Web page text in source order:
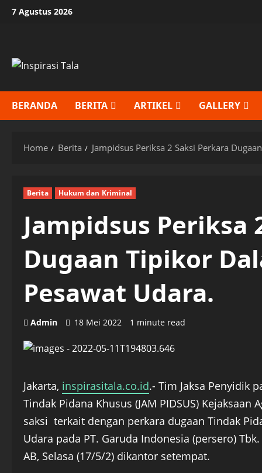
Skip7 Agustus 2026
BERANDA BERITA ARTIKEL GALLERY
Home Berita Jampidsus Periksa 2 Saksi Perkara
Berita Hukum dan Kriminal
Jampidsus Periksa
Dugaan Tipikor
Pesawat Udara.
Admin 18 Mei 2022 1 minute read
Jakarta, inspirasitala.co.id.- Tim Jaksa Penyidik
Tindak Pidana Khusus (JAM PIDSUS)
saksi terkait dengan perkara dugaan Tindak
Udara pada PT. Garuda Indonesia (persero)
AB, Selasa (17/5/2) dikantor setempat.